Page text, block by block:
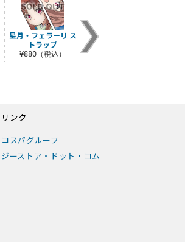
星月・フェラーリ ス
トラップ
¥880（税込）
リンク
コスパグループ
ジーストア・ドット・コム